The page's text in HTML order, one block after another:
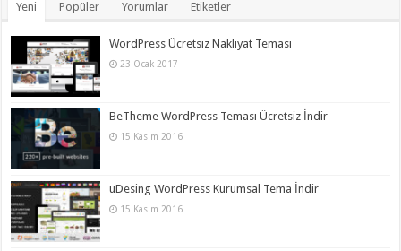
Yeni Popüler Yorumlar Etiketler
WordPress Ücretsiz Nakliyat Teması
23 Ocak 2017
BeTheme WordPress Teması Ücretsiz İndir
15 Kasım 2016
uDesing WordPress Kurumsal Tema İndir
15 Kasım 2016